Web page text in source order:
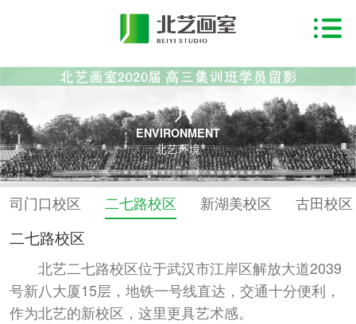
ENVIRONMENT
北艺环境
司门口校区 二七路校区 新湖美校区 古田校区
二七路校区
北艺二七路校区位于武汉市江岸区解放大道2039
号新八大厦15层，地铁一号线直达，交通十分便利，
作为北艺的新校区，这里更具艺术感。